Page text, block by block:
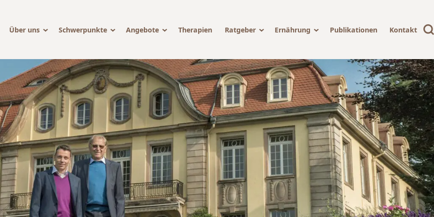
Über uns Schwerpunkte Angebote Therapien Ratgeber Ernährung Publikationen Kontakt